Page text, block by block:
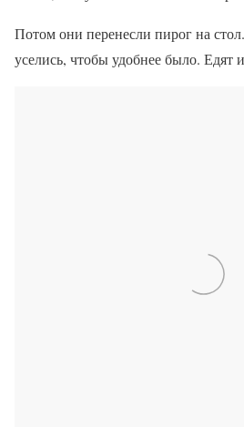
Потом они перенесли пирог на
уселись, чтобы удобнее было. Едят